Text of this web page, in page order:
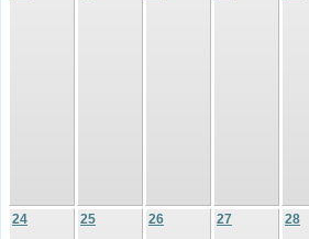
24 25 26 27 28